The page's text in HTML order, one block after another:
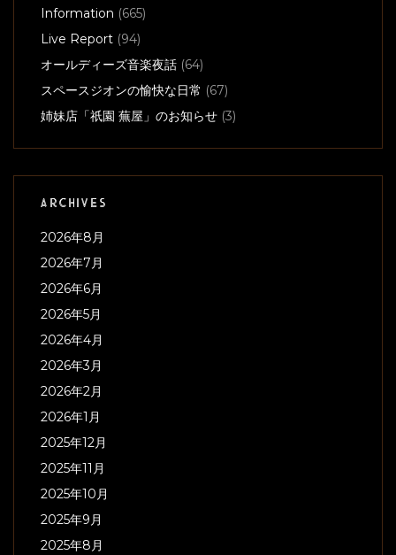
Information (665)
Live Report (94)
オールディーズ音楽夜話 (64)
スペースジオンの愉快な日常 (67)
姉妹店「祇園 蕪屋」のお知らせ (3)
ARCHIVES
2026年8月
2026年7月
2026年6月
2026年5月
2026年4月
2026年3月
2026年2月
2026年1月
2025年12月
2025年11月
2025年10月
2025年9月
2025年8月